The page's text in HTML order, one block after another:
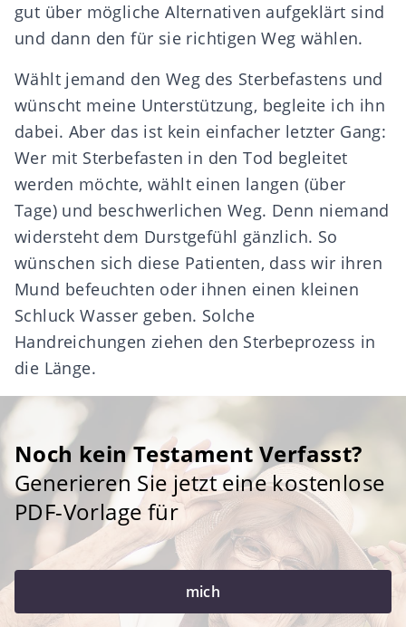
gut über mögliche Alternativen aufgeklärt sind
und dann den für sie richtigen Weg wählen.
Wählt jemand den Weg des Sterbefastens und
wünscht meine Unterstützung, begleite ich ihn
dabei. Aber das ist kein einfacher letzter Gang:
Wer mit Sterbefasten in den Tod begleitet
werden möchte, wählt einen langen (über
Tage) und beschwerlichen Weg. Denn niemand
widersteht dem Durstgefühl gänzlich. So
wünschen sich diese Patienten, dass wir ihren
Mund befeuchten oder ihnen einen kleinen
Schluck Wasser geben. Solche
Handreichungen ziehen den Sterbeprozess in
die Länge.
Noch kein Testament Verfasst?
Generieren Sie jetzt eine kostenlose
PDF-Vorlage für
mich